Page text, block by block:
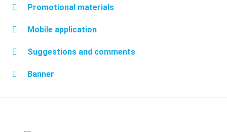
Promotional materials
Mobile application
Suggestions and comments
Banner